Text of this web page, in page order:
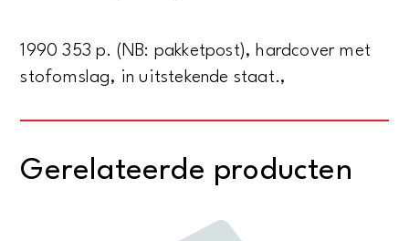
Vraja
en
1990 353 p. (NB: pakketpost), hardcover met
stofomslag, in uitstekende staat.,
Gerelateerde producten